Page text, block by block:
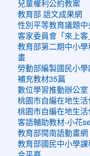
兒童權利公約教案
教育部 語文成果網
性別平等教育議題中
客家委員會「來上客
教育部第二期中小
畫
勞動部編製國民小
補充教材35篇
數位學習推動辦公室
桃園市自編在地生活
桃園市自編在地生活
客語輔助教材-小花
教育部閩南語動畫網
教育部國民中小學